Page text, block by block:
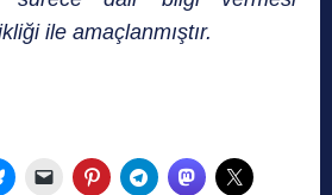
ile amaçlanmıştır.